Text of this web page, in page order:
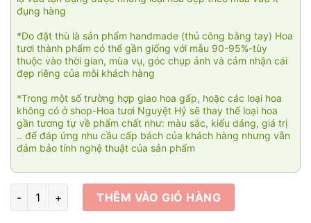
đụng hàng
*Do đặt thù là sản phẩm handmade (thủ công bằng tay) Hoa
tươi thành phẩm có thể gần giống với mẫu 90-95%-tùy
thuộc vào thời gian, mùa vụ, góc chụp ảnh và cảm nhận cái
đẹp riêng của mỗi khách hàng
*Trong một số trường hợp giao hoa gấp, hoặc các loại hoa
không có ở shop-Hoa tươi Nguyệt Hỷ sẽ thay thế loại hoa
gần tương tự về phẩm chất như: màu sắc, kiểu dáng, giá trị
.. để đáp ứng nhu cầu cấp bách của khách hàng nhưng vẫn
đảm bảo tính nghệ thuật của sản phẩm
Thần tài gõ cửa 002 số lượngTHÊM VÀO GIỎ HÀNG